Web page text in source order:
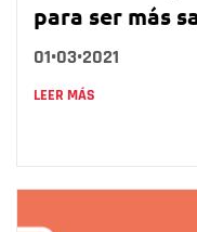
para ser más
01•03•2021
LEER MÁS